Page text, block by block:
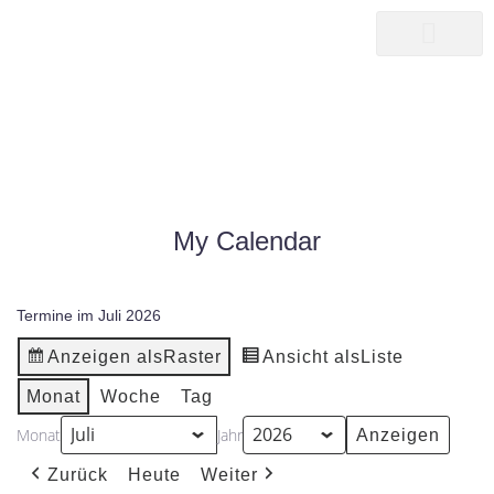
My Calendar
Termine im Juli 2026
Anzeigen alsRaster Ansicht als Liste
Monat Woche Tag
Monat Jahr
Zurück Heute Weiter